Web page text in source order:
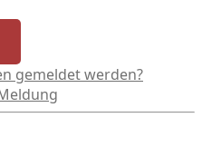
gemeldet werden?